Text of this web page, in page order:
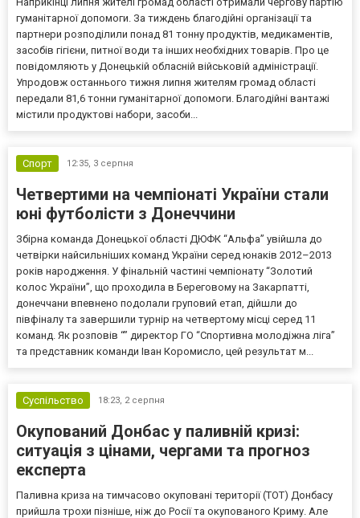
гуманітарної допомоги. За тиждень благодійні організації та
партнери розподілили понад 81 тонну продуктів, медикаментів,
засобів гігієни, питної води та інших необхідних товарів. Про це
повідомляють у Донецькій обласній військовій адміністрації.
Упродовж останнього тижня липня жителям громад області
передали 81,6 тонни гуманітарної допомоги. Благодійні вантажі
містили продуктові набори, засоби...
Спорт 12:35, 3 серпня
Четвертими на чемпіонаті України стали
юні футболісти з Донеччини
Збірна команда Донецької області ДЮФК “Альфа” увійшла до
четвірки найсильніших команд України серед юнаків 2012–2013
років народження. У фінальній частині чемпіонату “Золотий
колос України”, що проходила в Береговому на Закарпатті,
донеччани впевнено подолали груповий етап, дійшли до
півфіналу та завершили турнір на четвертому місці серед 11
команд. Як розповів “” директор ГО “Спортивна молодіжна ліга”
та представник команди Іван Коромисло, цей результат м...
Суспільство 18:23, 2 серпня
Окупований Донбас у паливній кризі:
ситуація з цінами, чергами та прогноз
експерта
Паливна криза на тимчасово окуповані території (ТОТ) Донбасу
прийшла трохи пізніше, ніж до Росії та окупованого Криму. Але